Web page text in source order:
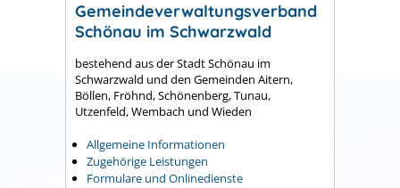
Gemeindeverwaltungsverband
Schönau im Schwarzwald
bestehend aus der Stadt Schönau im
Schwarzwald und den Gemeinden Aitern,
Böllen, Fröhnd, Schönenberg, Tunau,
Utzenfeld, Wembach und Wieden
Allgemeine Informationen
Zugehörige Leistungen
Formulare und Onlinedienste